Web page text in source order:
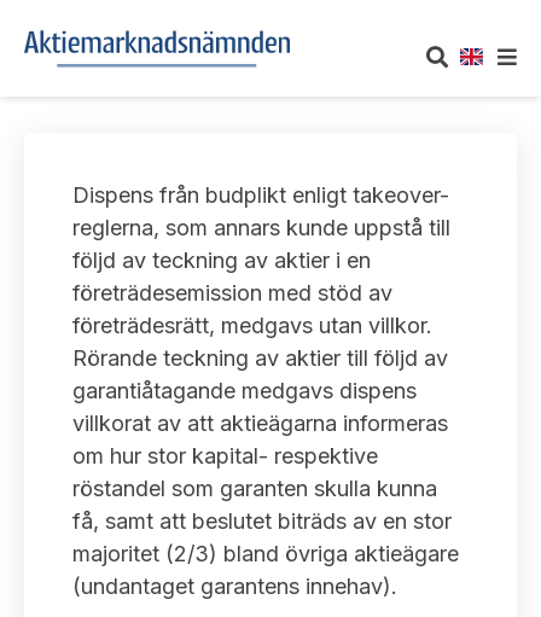
Om oss
Vårt uppdrag
Informationsgivning
Arbetssätt och jävsfrågor
Stadgar
Arbetsordning
Ledamöter
UTTALANDEN
Om nämndens uttalanden
Framställningar och konsultation
Uttalanden sorterade efter publiceringsdatum
Samtliga uttalanden sorterade årsvis
Uttalanden sorterade ämnesvis
Sök uttalanden
TAKEOVER-REGLER
Takeover-regler för reglerade marknader och vissa
handelsplattformar
AKTUELLT
Nyheter och pressmeddelanden
Prenumerera
Bildarkiv
KONTAKT
Kontakt angående ansökningar och uttalanden
Kontakt administrativa ärenden
Dispens från budplikt enligt takeover-
reglerna, som annars kunde uppstå till
följd av teckning av aktier i en
företrädesemission med stöd av
företrädesrätt, medgavs utan villkor.
Rörande teckning av aktier till följd av
garantiåtagande medgavs dispens
villkorat av att aktieägarna informeras
om hur stor kapital- respektive
röstandel som garanten skulla kunna
få, samt att beslutet biträds av en stor
majoritet (2/3) bland övriga aktieägare
(undantaget garantens innehav).